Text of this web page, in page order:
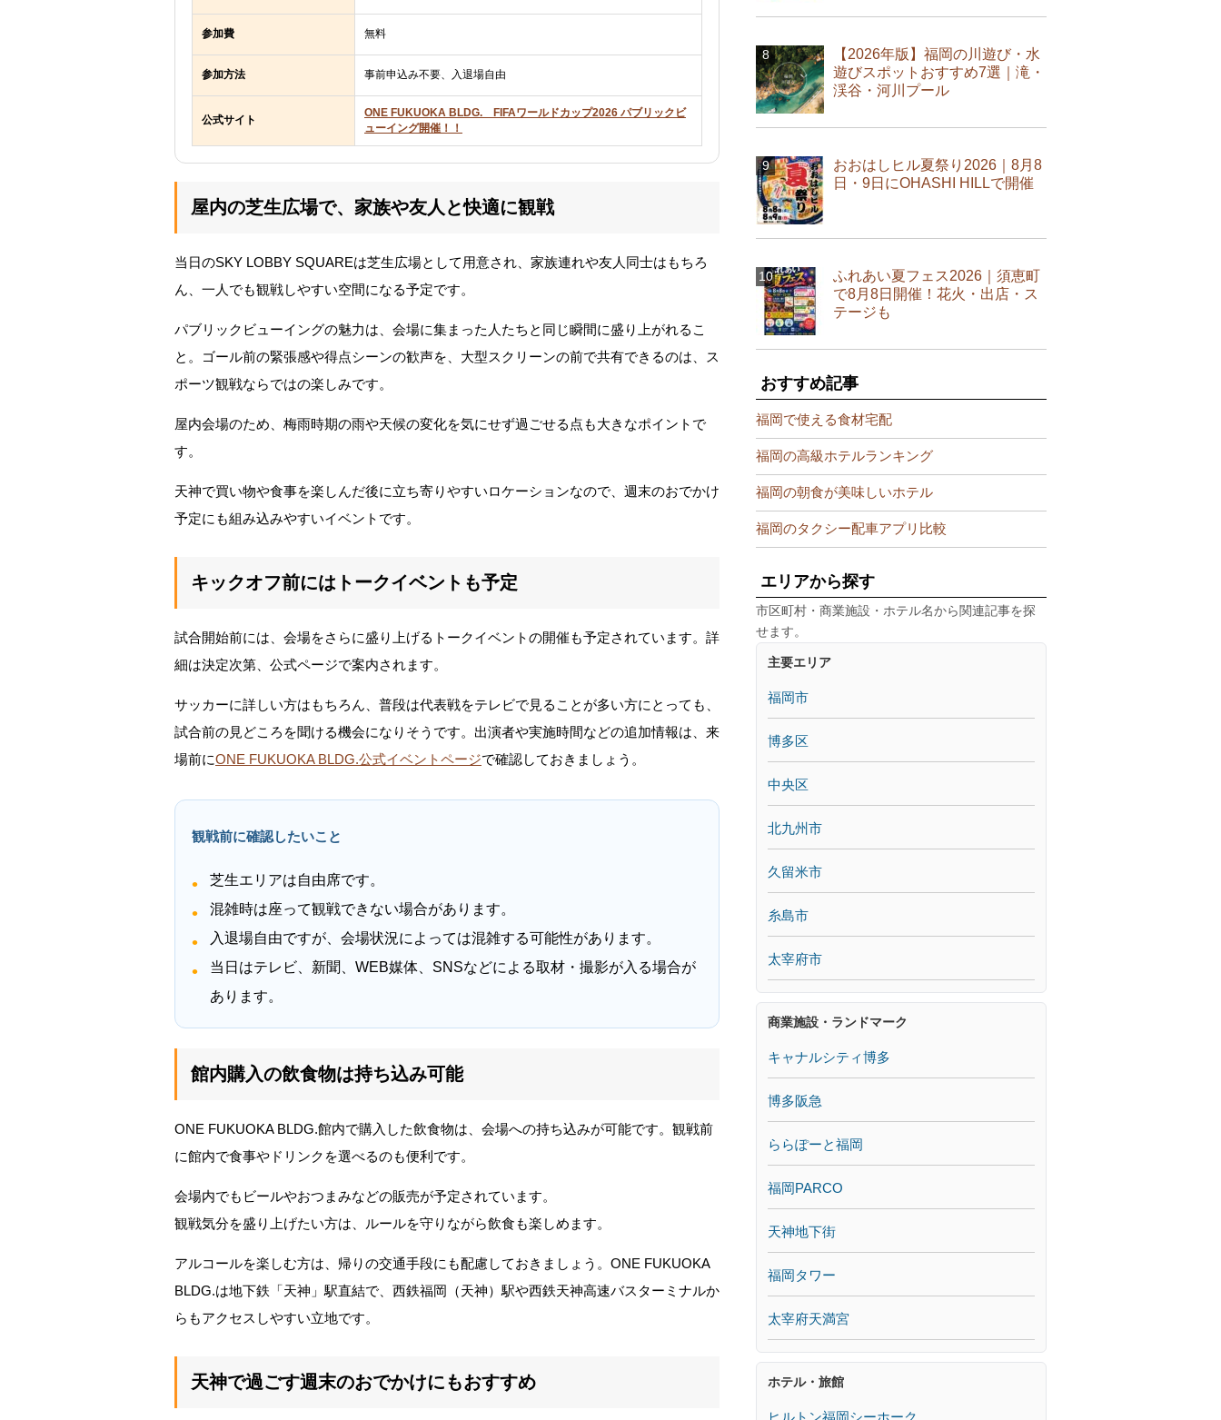
参加費 無料
参加方法 事前申込み不要、入退場自由
公式サイト
ONE FUKUOKA BLDG. FIFAワールドカップ2026 パブリックビ
ューイング開催！！
屋内の芝生広場で、家族や友人と快適に観戦
当日のSKY LOBBY SQUAREは芝生広場として用意され、家族連れや友人同士はもちろ
ん、一人でも観戦しやすい空間になる予定です。
パブリックビューイングの魅力は、会場に集まった人たちと同じ瞬間に盛り上がれるこ
と。ゴール前の緊張感や得点シーンの歓声を、大型スクリーンの前で共有できるのは、ス
ポーツ観戦ならではの楽しみです。
屋内会場のため、梅雨時期の雨や天候の変化を気にせず過ごせる点も大きなポイントで
す。
天神で買い物や食事を楽しんだ後に立ち寄りやすいロケーションなので、週末のおでかけ
予定にも組み込みやすいイベントです。
キックオフ前にはトークイベントも予定
試合開始前には、会場をさらに盛り上げるトークイベントの開催も予定されています。詳
細は決定次第、公式ページで案内されます。
サッカーに詳しい方はもちろん、普段は代表戦をテレビで見ることが多い方にとっても、
試合前の見どころを聞ける機会になりそうです。出演者や実施時間などの追加情報は、来
場前にONE FUKUOKA BLDG.公式イベントページで確認しておきましょう。
観戦前に確認したいこと
芝生エリアは自由席です。
混雑時は座って観戦できない場合があります。
入退場自由ですが、会場状況によっては混雑する可能性があります。
当日はテレビ、新聞、WEB媒体、SNSなどによる取材・撮影が入る場合が
あります。
館内購入の飲食物は持ち込み可能
ONE FUKUOKA BLDG.館内で購入した飲食物は、会場への持ち込みが可能です。観戦前
に館内で食事やドリンクを選べるのも便利です。
会場内でもビールやおつまみなどの販売が予定されています。
観戦気分を盛り上げたい方は、ルールを守りながら飲食も楽しめます。
アルコールを楽しむ方は、帰りの交通手段にも配慮しておきましょう。ONE FUKUOKA
BLDG.は地下鉄「天神」駅直結で、西鉄福岡（天神）駅や西鉄天神高速バスターミナルか
らもアクセスしやすい立地です。
天神で過ごす週末のおでかけにもおすすめ
【2026年版】福岡の川遊び・水
遊びスポットおすすめ7選｜滝・
渓谷・河川プール
おおはしヒル夏祭り2026｜8月8
日・9日にOHASHI HILLで開催
ふれあい夏フェス2026｜須恵町
で8月8日開催！花火・出店・ス
テージも
おすすめ記事
福岡で使える食材宅配
福岡の高級ホテルランキング
福岡の朝食が美味しいホテル
福岡のタクシー配車アプリ比較
エリアから探す
市区町村・商業施設・ホテル名から関連記事を探
せます。
主要エリア
福岡市
博多区
中央区
北九州市
久留米市
糸島市
太宰府市
商業施設・ランドマーク
キャナルシティ博多
博多阪急
ららぽーと福岡
福岡PARCO
天神地下街
福岡タワー
太宰府天満宮
ホテル・旅館
ヒルトン福岡シーホーク